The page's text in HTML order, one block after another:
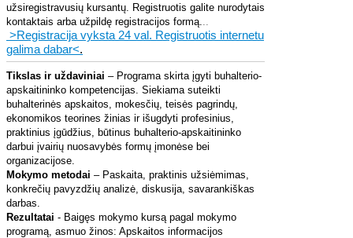
užsiregistravusių kursantų. Registruotis galite nurodytais
kontaktais arba užpildę registracijos formą.
>Registracija vyksta 24 val. Registruotis internetu
galima dabar<.
Tikslas ir uždaviniai – Programa skirta įgyti buhalterio-
apskaitininko kompetencijas. Siekiama suteikti
buhalterinės apskaitos, mokesčių, teisės pagrindų,
ekonomikos teorines žinias ir išugdyti profesinius,
praktinius įgūdžius, būtinus buhalterio-apskaitininko
darbui įvairių nuosavybės formų įmonėse bei
organizacijose.
Mokymo metodai – Paskaita, praktinis užsiėmimas,
konkrečių pavyzdžių analizė, diskusija, savarankiškas
darbas.
Rezultatai - Baigęs mokymo kursą pagal mokymo
programą, asmuo žinos: Apskaitos informacijos